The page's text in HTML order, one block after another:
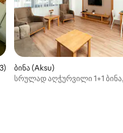
შეფასებაა 5‑დან 4,95, 43
ბინა (Aksu)
სრულად აღჭურვილი 1+1 ბინა,